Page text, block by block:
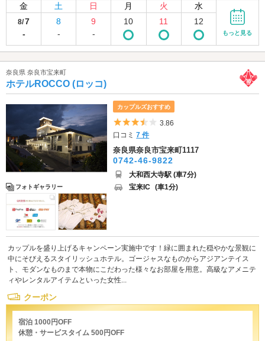
金 土 日 月 火 水
8/7
-
8
-
9
-
10 11 12
もっと見る
奈良県 奈良市宝来町
ホテルROCCO (ロッコ)
フォトギャラリー
カップルズおすすめ
5つ星のうち3.5
3.86
口コミ7 件
奈良県奈良市宝来町1117
0742-46-9822
大和西大寺駅 (車7分)
宝来IC (車1分)
カップルを盛り上げるキャンペーン実施中です！緑に囲まれた穏やかな景観に
中にそびえるスタイリッシュホテル。ゴージャスなものからアジアンテイス
ト、モダンなものまで本物にこだわった様々なお部屋を用意。高級なアメニテ
ィやレンタルアイテムといった女性...
クーポン
宿泊 1000円OFF
休憩・サービスタイム 500円OFF